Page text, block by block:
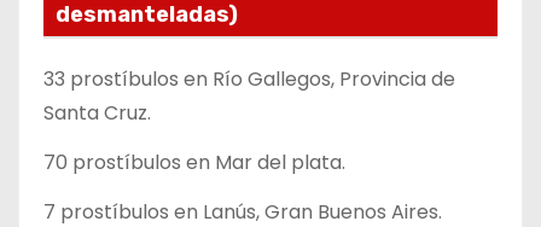
desmanteladas)
33 prostíbulos en Río Gallegos, Provincia de
Santa Cruz.
70 prostíbulos en Mar del plata.
7 prostíbulos en Lanús, Gran Buenos Aires.